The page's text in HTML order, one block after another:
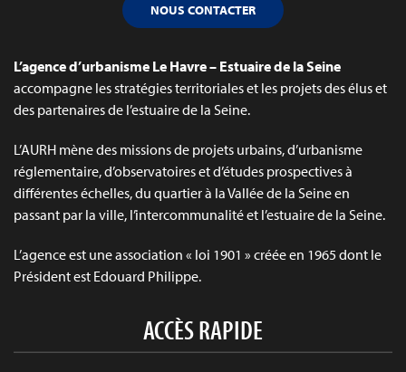
NOUS CONTACTER
L’agence d’urbanisme Le Havre – Estuaire de la Seine
accompagne les stratégies territoriales et les projets des élus et
des partenaires de l’estuaire de la Seine.
L’AURH mène des missions de projets urbains, d’urbanisme
réglementaire, d’observatoires et d’études prospectives à
différentes échelles, du quartier à la Vallée de la Seine en
passant par la ville, l’intercommunalité et l’estuaire de la Seine.
L’agence est une association « loi 1901 » créée en 1965 dont le
Président est Edouard Philippe.
ACCÈS RAPIDE